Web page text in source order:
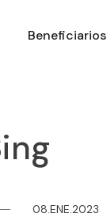
Beneficiarios
─ 08.ENE.2023